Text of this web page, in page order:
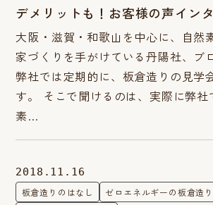
デメリットも！お客様の声イン
大阪・滋賀・和歌山を中心に、自然
家づくりを手がけている丹陽社、ブ
弊社では定期的に、板倉造りの見学
す。 そこで聞けるのは、実際に弊社
素…
2018.11.16
板倉造りのはなし
ゼロエネルギーの板倉造